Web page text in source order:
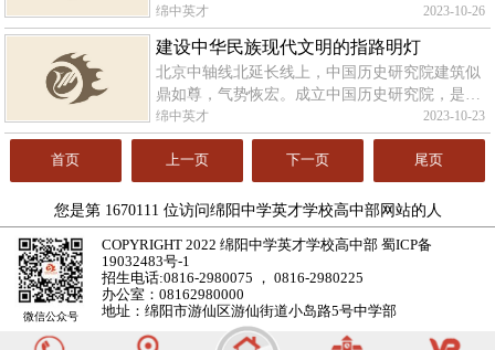
家主席、中央军委主席习近平的重要文章《扎实
推动教育强国建设》。以下为文章全文。扎实推
动教育强国建设习近平今天，中央政治
绵中英才 2023-10-26
建设中华民族现代文明的指路明灯
北京中轴线北延长线上，中国历史研究院建筑似
鼎如尊，气势恢宏。成立中国历史研究院，是以
习近平同志为核心的党中央作出的重大决策，在
中国史学发展史上具有重要意义。2023年6月2
日，习近平
绵中英才 2023-10-23
首页 上一页 下一页 尾页
您是第 1670111 位访问绵阳中学英才学校高中部网站的人
微信公众号
COPYRIGHT 2022 绵阳中学英才学校高中部蜀ICP备
19032483号-1
招生电话:0816-2980075 ， 0816-2980225
办公室：08162980000
地址：绵阳市游仙区游仙街道小岛路5号中学部